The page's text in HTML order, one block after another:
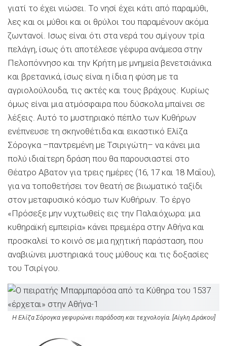
γιατί το έχει νιώσει. Το νησί έχει κάτι από παραμύθι,
λες και οι μύθοι και οι θρύλοι του παραμένουν ακόμα
ζωντανοί. Ισως είναι ότι στα νερά του σμίγουν τρία
πελάγη, ίσως ότι αποτέλεσε γέφυρα ανάμεσα στην
Πελοπόννησο και την Κρήτη με μνημεία βενετσιάνικα
και βρετανικά, ίσως είναι η ίδια η φύση με τα
αγριολούλουδα, τις ακτές και τους βράχους. Κυρίως
όμως είναι μια ατμόσφαιρα που δύσκολα μπαίνει σε
λέξεις. Αυτό το μυστηριακό πέπλο των Κυθήρων
ενέπνευσε τη σκηνοθέτιδα και εικαστικό Ελίζα
Σόρογκα –παντρεμένη με Τσιριγώτη– να κάνει μια
πολύ ιδιαίτερη δράση που θα παρουσιαστεί στο
Θέατρο Αβατον για τρεις ημέρες (16, 17 και 18 Μαΐου),
για να τοποθετήσει τον θεατή σε βιωματικό ταξίδι
στον μεταφυσικό κόσμο των Κυθήρων. Το έργο
«Πρόσεξε μην νυχτωθείς εις την Παλαιόχωρα: μια
κυθηραϊκή εμπειρία» κάνει πρεμιέρα στην Αθήνα και
προσκαλεί το κοινό σε μια ηχητική παράσταση, που
αναβιώνει μυστηριακά τους μύθους και τις δοξασίες
του Τσιρίγου.
Η Ελίζα Σόρογκα γεφυρώνει παράδοση και τεχνολογία. [Αίγλη Δράκου]